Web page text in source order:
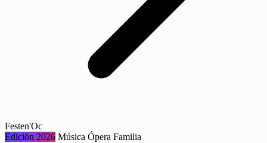
Festen'Oc
Edición 2026 Música Ópera Familia